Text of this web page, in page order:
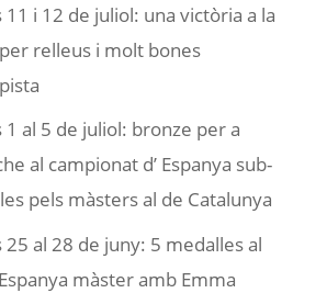
i 12 de juliol: una victòria a la
relleus i molt bones
al 5 de juliol: bronze per a
al campionat d’ Espanya sub-
pels màsters al de Catalunya
al 28 de juny: 5 medalles al
màster amb Emma